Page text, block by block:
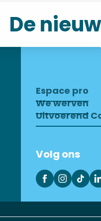
De
Espace pro
We werven
Uitvoerend
Volg ons